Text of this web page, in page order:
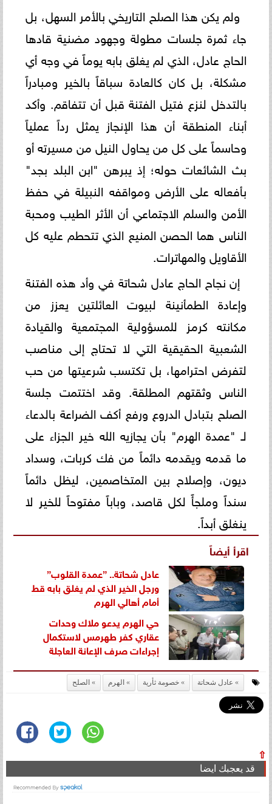
ولم يكن هذا الصلح التاريخي بالأمر السهل، بل
جاء ثمرة جلسات مطولة وجهود مضنية قادها
الحاج عادل، الذي لم يغلق بابه يوماً في وجه أي
مشكلة، بل كان كالعادة سباقاً بالخير ومبادراً
بالتدخل لنزع فتيل الفتنة قبل أن تتفاقم. وأكد
أبناء المنطقة أن هذا الإنجاز يمثل رداً عملياً
وحاسماً على كل من يحاول النيل من مسيرته أو
بث الشائعات حوله؛ إذ يبرهن "ابن البلد بجد"
بأفعاله على الأرض ومواقفه النبيلة في حفظ
الأمن والسلم الاجتماعي أن الأثر الطيب ومحبة
الناس هما الحصن المنيع الذي تتحطم عليه كل
الأقاويل والمهاترات.
إن نجاح الحاج عادل شحاتة في وأد هذه الفتنة
وإعادة الطمأنينة لبيوت العائلتين يعزز من
مكانته كرمز للمسؤولية المجتمعية والقيادة
الشعبية الحقيقية التي لا تحتاج إلى مناصب
لتفرض احترامها، بل تكتسب شرعيتها من حب
الناس وثقتهم المطلقة. وقد اختتمت جلسة
الصلح بتبادل الدروع ورفع أكف الضراعة بالدعاء
لـ "عمدة الهرم" بأن يجازيه الله خير الجزاء على
ما قدمه ويقدمه دائماً من فك كربات، وسداد
ديون، وإصلاح بين المتخاصمين، ليظل دائماً
سنداً وملجأً لكل قاصد، وباباً مفتوحاً للخير لا
ينغلق أبداً.
اقرأ أيضاً
عادل شحاتة.. ”عمدة القلوب”
ورجل الخير الذي لم يغلق بابه قط
أمام أهالي الهرم
حي الهرم يدعو ملاك وحدات
عقاري كفر طهرمس لاستكمال
إجراءات صرف الإعانة العاجلة
عادل شحاتة خصومة ثأرية الهرم الصلح
⇧
قد يعجبك ايضا